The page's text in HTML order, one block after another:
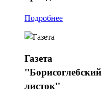
Подробнее
Газета
"Борисоглебский
листок"